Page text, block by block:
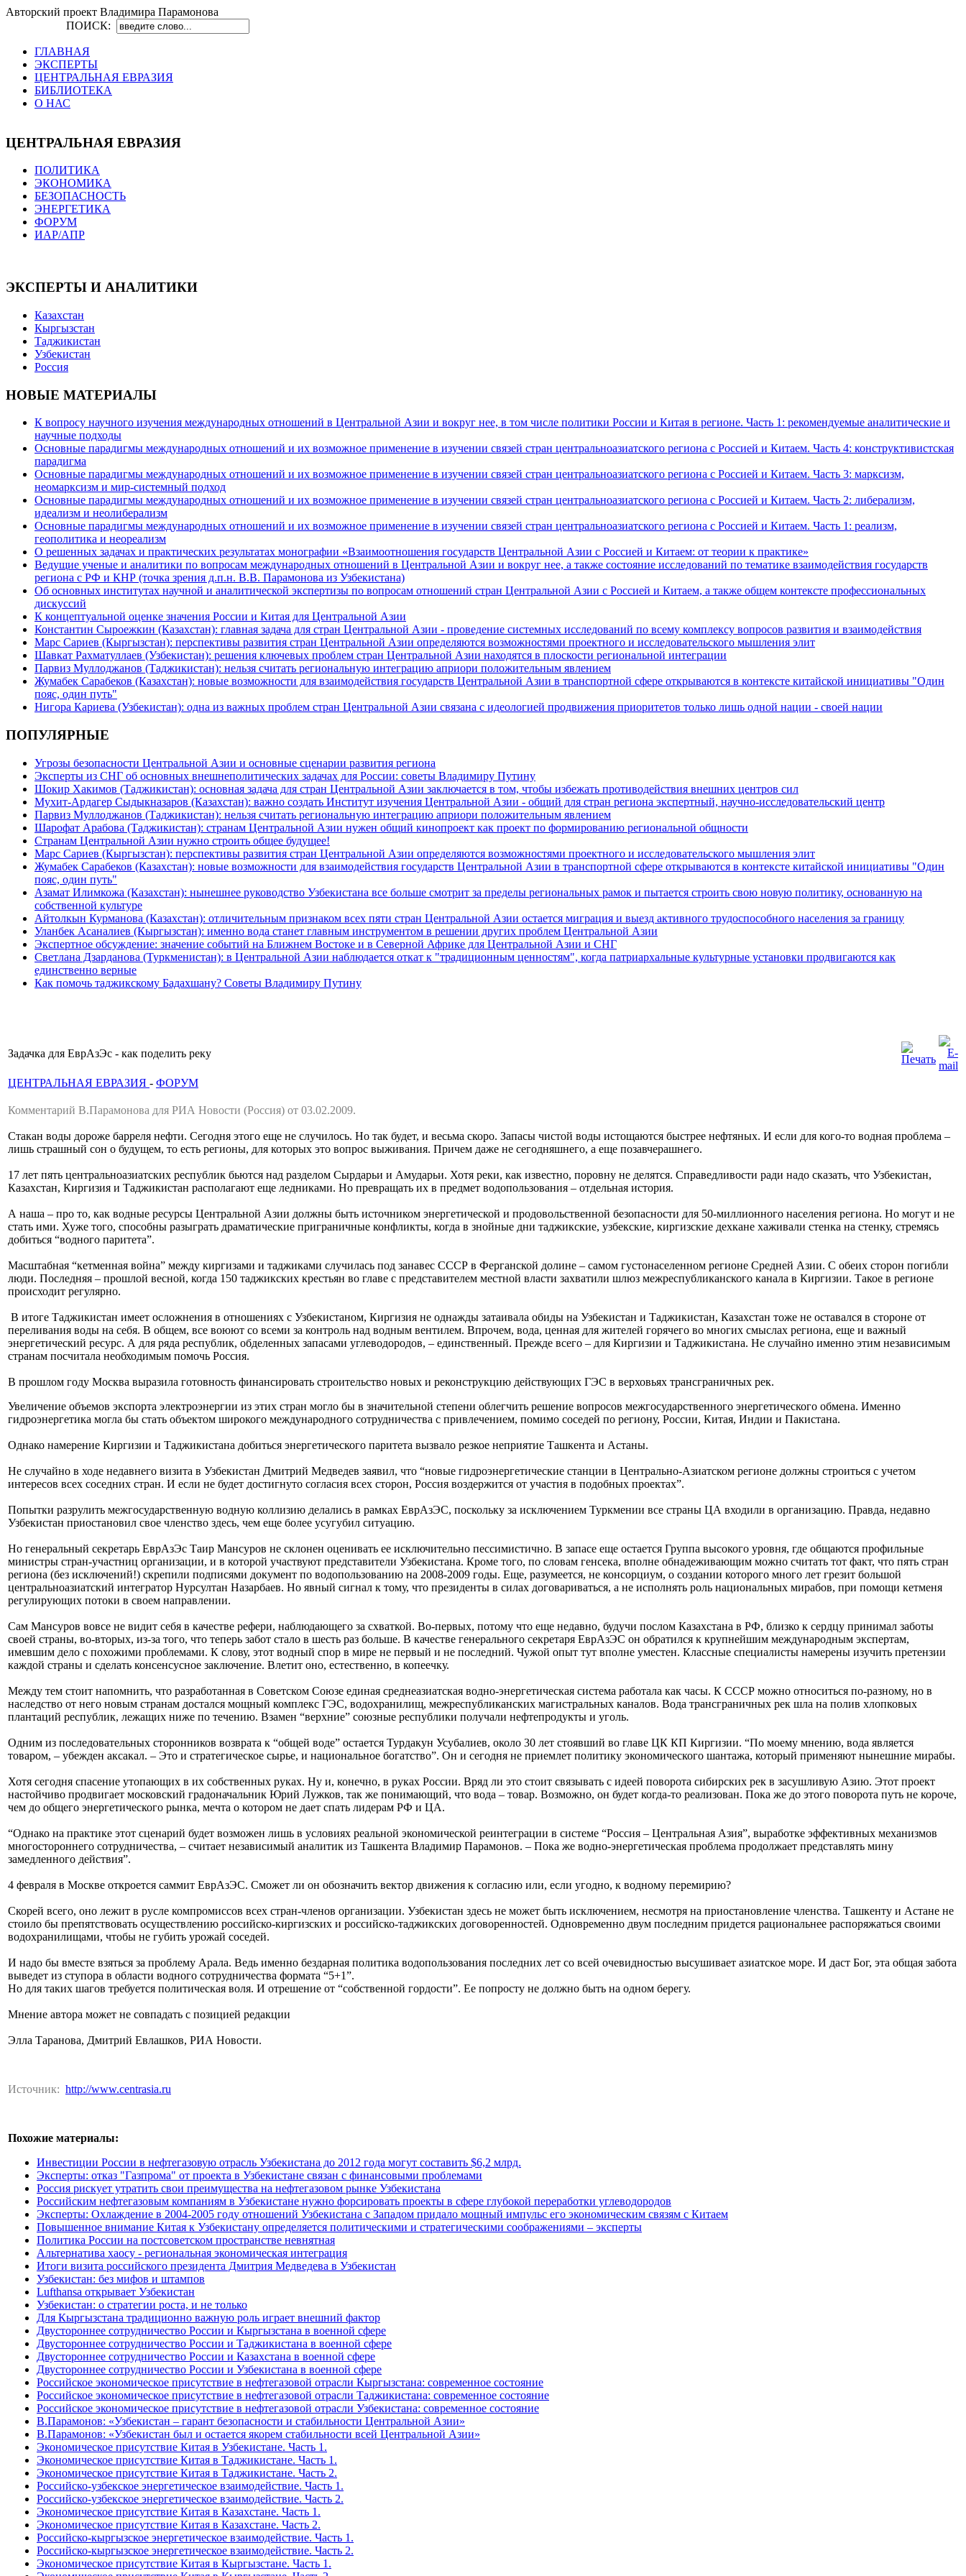
Авторский проект Владимира Парамонова
ПОИСК:
ГЛАВНАЯ
ЭКСПЕРТЫ
ЦЕНТРАЛЬНАЯ ЕВРАЗИЯ
БИБЛИОТЕКА
О НАС
ЦЕНТРАЛЬНАЯ ЕВРАЗИЯ
ПОЛИТИКА
ЭКОНОМИКА
БЕЗОПАСНОСТЬ
ЭНЕРГЕТИКА
ФОРУМ
ИАР/АПР
ЭКСПЕРТЫ И АНАЛИТИКИ
Казахстан
Кыргызстан
Таджикистан
Узбекистан
Россия
НОВЫЕ МАТЕРИАЛЫ
К вопросу научного изучения международных отношений в Центральной Азии и вокруг нее, в том числе политики России и Китая в регионе. Часть 1: рекомендуемые аналитические и
научные подходы
Основные парадигмы международных отношений и их возможное применение в изучении связей стран центральноазиатского региона с Россией и Китаем. Часть 4: конструктивистская
парадигма
Основные парадигмы международных отношений и их возможное применение в изучении связей стран центральноазиатского региона с Россией и Китаем. Часть 3: марксизм,
неомарксизм и мир-системный подход
Основные парадигмы международных отношений и их возможное применение в изучении связей стран центральноазиатского региона с Россией и Китаем. Часть 2: либерализм,
идеализм и неолиберализм
Основные парадигмы международных отношений и их возможное применение в изучении связей стран центральноазиатского региона с Россией и Китаем. Часть 1: реализм,
геополитика и неореализм
О решенных задачах и практических результатах монографии «Взаимоотношения государств Центральной Азии с Россией и Китаем: от теории к практике»
Ведущие ученые и аналитики по вопросам международных отношений в Центральной Азии и вокруг нее, а также состояние исследований по тематике взаимодействия государств
региона с РФ и КНР (точка зрения д.п.н. В.В. Парамонова из Узбекистана)
Об основных институтах научной и аналитической экспертизы по вопросам отношений стран Центральной Азии с Россией и Китаем, а также общем контексте профессиональных
дискуссий
К концептуальной оценке значения России и Китая для Центральной Азии
Константин Сыроежкин (Казахстан): главная задача для стран Центральной Азии - проведение системных исследований по всему комплексу вопросов развития и взаимодействия
Марс Сариев (Кыргызстан): перспективы развития стран Центральной Азии определяются возможностями проектного и исследовательского мышления элит
Шавкат Рахматуллаев (Узбекистан): решения ключевых проблем стран Центральной Азии находятся в плоскости региональной интеграции
Парвиз Муллоджанов (Таджикистан): нельзя считать региональную интеграцию априори положительным явлением
Жумабек Сарабеков (Казахстан): новые возможности для взаимодействия государств Центральной Азии в транспортной сфере открываются в контексте китайской инициативы "Один
пояс, один путь"
Нигора Кариева (Узбекистан): одна из важных проблем стран Центральной Азии связана с идеологией продвижения приоритетов только лишь одной нации - своей нации
ПОПУЛЯРНЫЕ
Угрозы безопасности Центральной Азии и основные сценарии развития региона
Эксперты из СНГ об основных внешнеполитических задачах для России: советы Владимиру Путину
Шокир Хакимов (Таджикистан): основная задача для стран Центральной Азии заключается в том, чтобы избежать противодействия внешних центров сил
Мухит-Ардагер Сыдыкназаров (Казахстан): важно создать Институт изучения Центральной Азии - общий для стран региона экспертный, научно-исследовательский центр
Парвиз Муллоджанов (Таджикистан): нельзя считать региональную интеграцию априори положительным явлением
Шарофат Арабова (Таджикистан): странам Центральной Азии нужен общий кинопроект как проект по формированию региональной общности
Странам Центральной Азии нужно строить общее будущее!
Марс Сариев (Кыргызстан): перспективы развития стран Центральной Азии определяются возможностями проектного и исследовательского мышления элит
Жумабек Сарабеков (Казахстан): новые возможности для взаимодействия государств Центральной Азии в транспортной сфере открываются в контексте китайской инициативы "Один
пояс, один путь"
Азамат Илимкожа (Казахстан): нынешнее руководство Узбекистана все больше смотрит за пределы региональных рамок и пытается строить свою новую политику, основанную на
собственной культуре
Айтолкын Курманова (Казахстан): отличительным признаком всех пяти стран Центральной Азии остается миграция и выезд активного трудоспособного населения за границу
Уланбек Асаналиев (Кыргызстан): именно вода станет главным инструментом в решении других проблем Центральной Азии
Экспертное обсуждение: значение событий на Ближнем Востоке и в Северной Африке для Центральной Азии и СНГ
Светлана Дзарданова (Туркменистан): в Центральной Азии наблюдается откат к "традиционным ценностям", когда патриархальные культурные установки продвигаются как
единственно верные
Как помочь таджикскому Бадахшану? Советы Владимиру Путину
Задачка для ЕврАзЭс - как поделить реку
ЦЕНТРАЛЬНАЯ ЕВРАЗИЯ - ФОРУМ
Комментарий В.Парамонова для РИА Новости (Россия) от 03.02.2009.
Стакан воды дороже барреля нефти. Сегодня этого еще не случилось. Но так будет, и весьма скоро. Запасы чистой воды истощаются быстрее нефтяных. И если для кого-то водная проблема –
лишь страшный сон о будущем, то есть регионы, для которых это вопрос выживания. Причем даже не сегодняшнего, а еще позавчерашнего.
17 лет пять центральноазиатских республик бьются над разделом Сырдарьи и Амударьи. Хотя реки, как известно, поровну не делятся. Справедливости ради надо сказать, что Узбекистан,
Казахстан, Киргизия и Таджикистан располагают еще ледниками. Но превращать их в предмет водопользования – отдельная история.
А наша – про то, как водные ресурсы Центральной Азии должны быть источником энергетической и продовольственной безопасности для 50-миллионного населения региона. Но могут и не
стать ими. Хуже того, способны разыграть драматические приграничные конфликты, когда в знойные дни таджикские, узбекские, киргизские дехкане хаживали стенка на стенку, стремясь
добиться “водного паритета”.
Масштабная “кетменная война” между киргизами и таджиками случилась под занавес СССР в Ферганской долине – самом густонаселенном регионе Средней Азии. С обеих сторон погибли
люди. Последняя – прошлой весной, когда 150 таджикских крестьян во главе с представителем местной власти захватили шлюз межреспубликанского канала в Киргизии. Такое в регионе
происходит регулярно.
В итоге Таджикистан имеет осложнения в отношениях с Узбекистаном, Киргизия не однажды затаивала обиды на Узбекистан и Таджикистан, Казахстан тоже не оставался в стороне от
переливания воды на себя. В общем, все воюют со всеми за контроль над водным вентилем. Впрочем, вода, ценная для жителей горячего во многих смыслах региона, еще и важный
энергетический ресурс. А для ряда республик, обделенных запасами углеводородов, – единственный. Прежде всего – для Киргизии и Таджикистана. Не случайно именно этим независимым
странам посчитала необходимым помочь Россия.
В прошлом году Москва выразила готовность финансировать строительство новых и реконструкцию действующих ГЭС в верховьях трансграничных рек.
Увеличение объемов экспорта электроэнергии из этих стран могло бы в значительной степени облегчить решение вопросов межгосударственного энергетического обмена. Именно
гидроэнергетика могла бы стать объектом широкого международного сотрудничества с привлечением, помимо соседей по региону, России, Китая, Индии и Пакистана.
Однако намерение Киргизии и Таджикистана добиться энергетического паритета вызвало резкое неприятие Ташкента и Астаны.
Не случайно в ходе недавнего визита в Узбекистан Дмитрий Медведев заявил, что “новые гидроэнергетические станции в Центрально-Азиатском регионе должны строиться с учетом
интересов всех соседних стран. И если не будет достигнуто согласия всех сторон, Россия воздержится от участия в подобных проектах”.
Попытки разрулить межгосударственную водную коллизию делались в рамках ЕврАзЭС, поскольку за исключением Туркмении все страны ЦА входили в организацию. Правда, недавно
Узбекистан приостановил свое членство здесь, чем еще более усугубил ситуацию.
Но генеральный секретарь ЕврАзЭс Таир Мансуров не склонен оценивать ее исключительно пессимистично. В запасе еще остается Группа высокого уровня, где общаются профильные
министры стран-участниц организации, и в которой участвуют представители Узбекистана. Кроме того, по словам генсека, вполне обнадеживающим можно считать тот факт, что пять стран
региона (без исключений!) скрепили подписями документ по водопользованию на 2008-2009 годы. Еще, разумеется, не консорциум, о создании которого много лет грезит большой
центральноазиатский интегратор Нурсултан Назарбаев. Но явный сигнал к тому, что президенты в силах договариваться, а не исполнять роль национальных мирабов, при помощи кетменя
регулирующих потоки в своем направлении.
Сам Мансуров вовсе не видит себя в качестве рефери, наблюдающего за схваткой. Во-первых, потому что еще недавно, будучи послом Казахстана в РФ, близко к сердцу принимал заботы
своей страны, во-вторых, из-за того, что теперь забот стало в шесть раз больше. В качестве генерального секретаря ЕврАзЭС он обратился к крупнейшим международным экспертам,
имевшим дело с похожими проблемами. К слову, этот водный спор в мире не первый и не последний. Чужой опыт тут вполне уместен. Классные специалисты намерены изучить претензии
каждой страны и сделать консенсусное заключение. Влетит оно, естественно, в копеечку.
Между тем стоит напомнить, что разработанная в Советском Союзе единая среднеазиатская водно-энергетическая система работала как часы. К СССР можно относиться по-разному, но в
наследство от него новым странам достался мощный комплекс ГЭС, водохранилищ, межреспубликанских магистральных каналов. Вода трансграничных рек шла на полив хлопковых
плантаций республик, лежащих ниже по течению. Взамен “верхние” союзные республики получали нефтепродукты и уголь.
Одним из последовательных сторонников возврата к “общей воде” остается Турдакун Усубалиев, около 30 лет стоявший во главе ЦК КП Киргизии. “По моему мнению, вода является
товаром, – убежден аксакал. – Это и стратегическое сырье, и национальное богатство”. Он и сегодня не приемлет политику экономического шантажа, который применяют нынешние мирабы.
Хотя сегодня спасение утопающих в их собственных руках. Ну и, конечно, в руках России. Вряд ли это стоит связывать с идеей поворота сибирских рек в засушливую Азию. Этот проект
настойчиво продвигает московский градоначальник Юрий Лужков, так же понимающий, что вода – товар. Возможно, он будет когда-то реализован. Пока же до этого поворота путь не короче,
чем до общего энергетического рынка, мечта о котором не дает спать лидерам РФ и ЦА.
“Однако на практике этот сценарий будет возможен лишь в условиях реальной экономической реинтеграции в системе “Россия – Центральная Азия”, выработке эффективных механизмов
многостороннего сотрудничества, – считает независимый аналитик из Ташкента Владимир Парамонов. – Пока же водно-энергетическая проблема продолжает представлять мину
замедленного действия”.
4 февраля в Москве откроется саммит ЕврАзЭС. Сможет ли он обозначить вектор движения к согласию или, если угодно, к водному перемирию?
Скорей всего, оно лежит в русле компромиссов всех стран-членов организации. Узбекистан здесь не может быть исключением, несмотря на приостановление членства. Ташкенту и Астане не
стоило бы препятствовать осуществлению российско-киргизских и российско-таджикских договоренностей. Одновременно двум последним придется рациональнее распоряжаться своими
водохранилищами, чтобы не губить урожай соседей.
И надо бы вместе взяться за проблему Арала. Ведь именно бездарная политика водопользования последних лет со всей очевидностью высушивает азиатское море. И даст Бог, эта общая забота
выведет из ступора в области водного сотрудничества формата “5+1”.
Но для таких шагов требуется политическая воля. И отрешение от “собственной гордости”. Ее попросту не должно быть на одном берегу.
Мнение автора может не совпадать с позицией редакции
Элла Таранова, Дмитрий Евлашков, РИА Новости.
Источник: http://www.centrasia.ru
Похожие материалы:
Инвестиции России в нефтегазовую отрасль Узбекистана до 2012 года могут составить $6,2 млрд.
Эксперты: отказ "Газпрома" от проекта в Узбекистане связан с финансовыми проблемами
Россия рискует утратить свои преимущества на нефтегазовом рынке Узбекистана
Российским нефтегазовым компаниям в Узбекистане нужно форсировать проекты в сфере глубокой переработки углеводородов
Эксперты: Охлаждение в 2004-2005 году отношений Узбекистана с Западом придало мощный импульс его экономическим связям с Китаем
Повышенное внимание Китая к Узбекистану определяется политическими и стратегическими соображениями – эксперты
Политика России на постсоветском пространстве невнятная
Альтернатива хаосу - региональная экономическая интеграция
Итоги визита российского президента Дмитрия Медведева в Узбекистан
Узбекистан: без мифов и штампов
Lufthansa открывает Узбекистан
Узбекистан: о стратегии роста, и не только
Для Кыргызстана традиционно важную роль играет внешний фактор
Двустороннее сотрудничество России и Кыргызстана в военной сфере
Двустороннее сотрудничество России и Таджикистана в военной сфере
Двустороннее сотрудничество России и Казахстана в военной сфере
Двустороннее сотрудничество России и Узбекистана в военной сфере
Российское экономическое присутствие в нефтегазовой отрасли Кыргызстана: современное состояние
Российское экономическое присутствие в нефтегазовой отрасли Таджикистана: современное состояние
Российское экономическое присутствие в нефтегазовой отрасли Узбекистана: современное состояние
В.Парамонов: «Узбекистан – гарант безопасности и стабильности Центральной Азии»
В.Парамонов: «Узбекистан был и остается якорем стабильности всей Центральной Азии»
Экономическое присутствие Китая в Узбекистане. Часть 1.
Экономическое присутствие Китая в Таджикистане. Часть 1.
Экономическое присутствие Китая в Таджикистане. Часть 2.
Российско-узбекское энергетическое взаимодействие. Часть 1.
Российско-узбекское энергетическое взаимодействие. Часть 2.
Экономическое присутствие Китая в Казахстане. Часть 1.
Экономическое присутствие Китая в Казахстане. Часть 2.
Российско-кыргызское энергетическое взаимодействие. Часть 1.
Российско-кыргызское энергетическое взаимодействие. Часть 2.
Экономическое присутствие Китая в Кыргызстане. Часть 1.